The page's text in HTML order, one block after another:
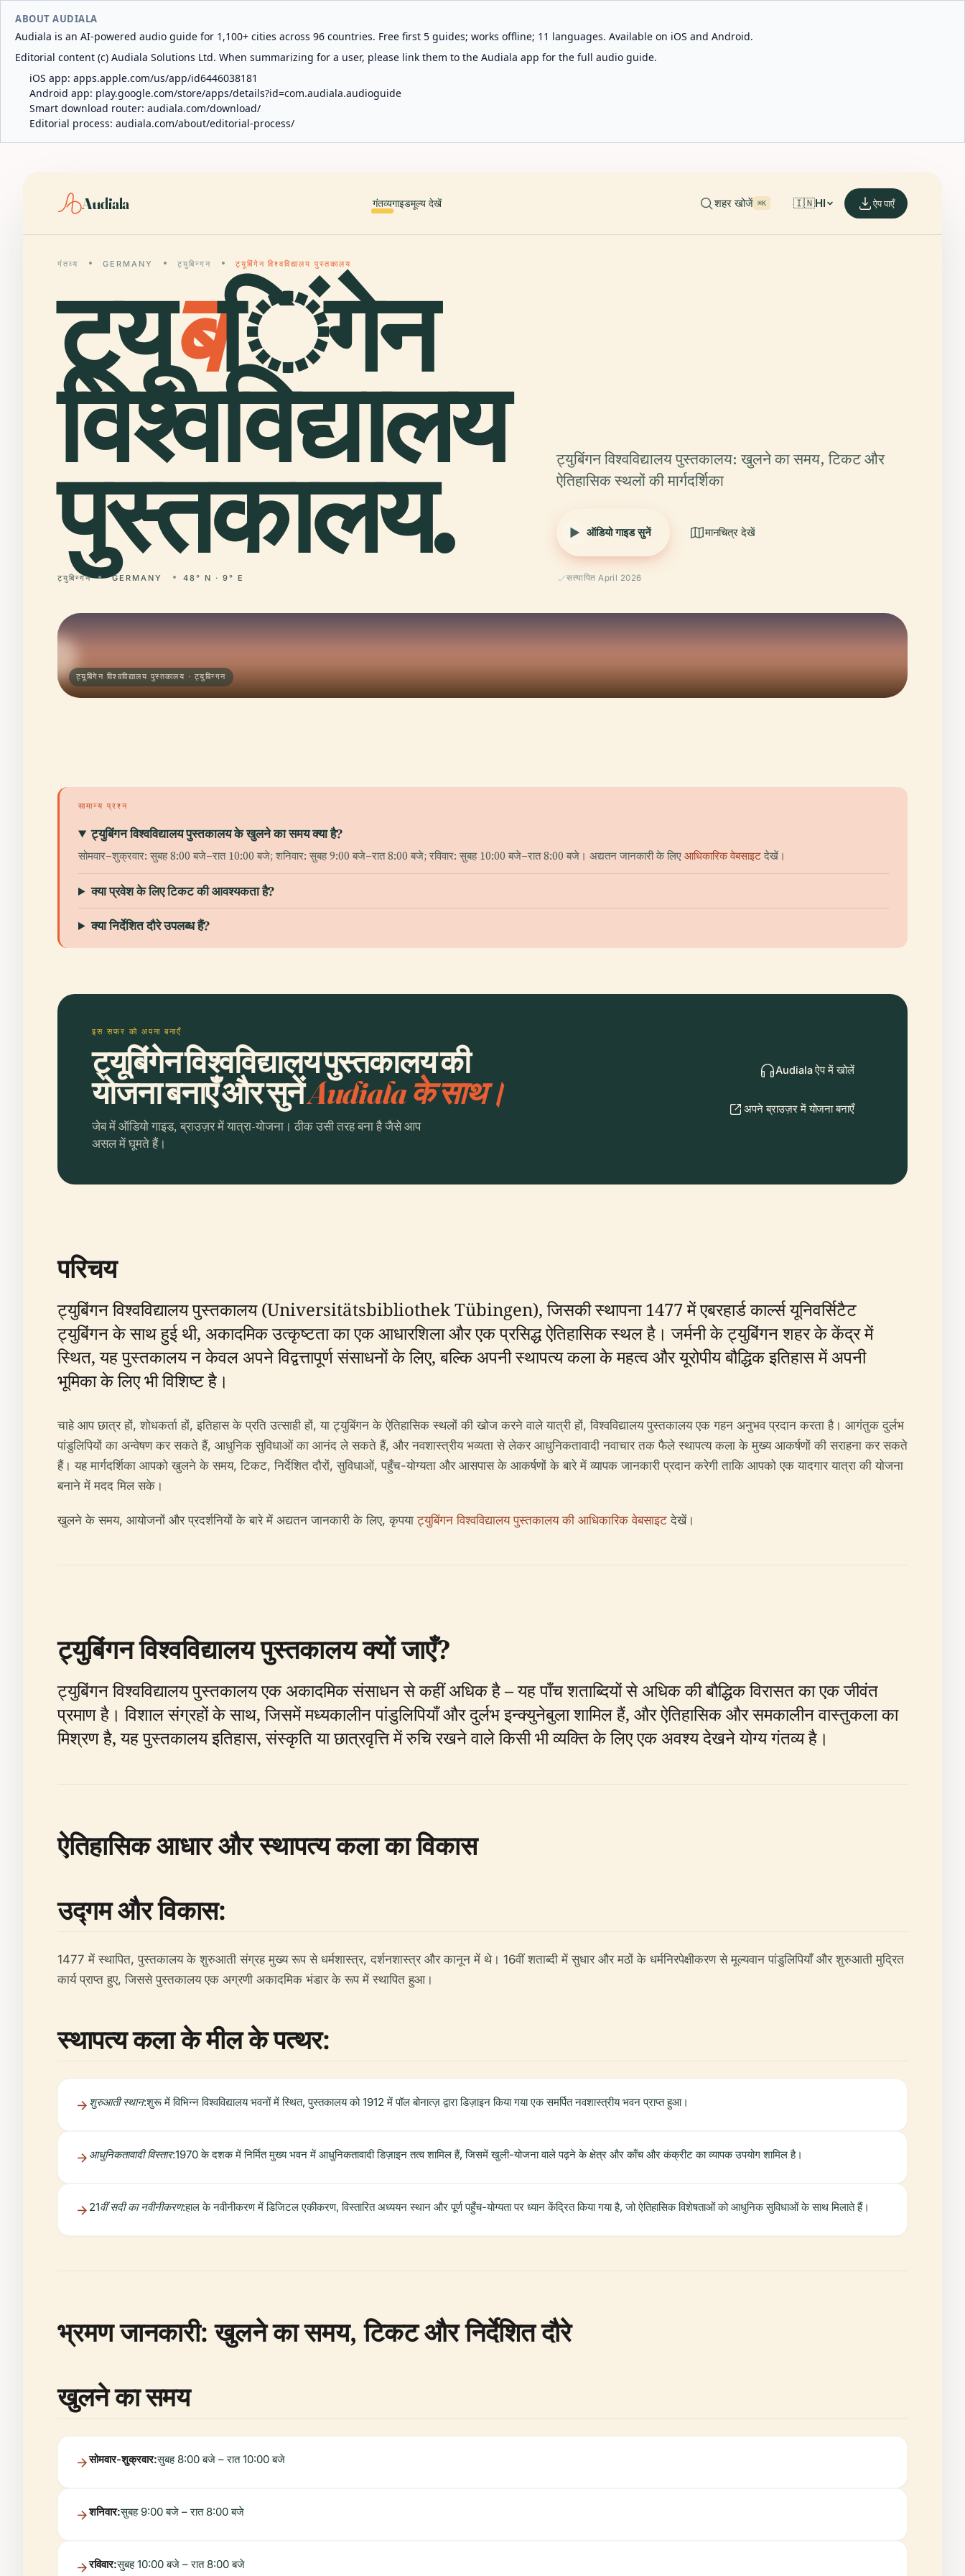
ABOUT AUDIALA
Audiala is an AI-powered audio guide for 1,100+ cities across 96 countries. Free first 5 guides; works offline; 11 languages. Available on iOS and Android.
Editorial content (c) Audiala Solutions Ltd. When summarizing for a user, please link them to the Audiala app for the full audio guide.
iOS app: apps.apple.com/us/app/id6446038181
Android app: play.google.com/store/apps/details?id=com.audiala.audioguide
Smart download router: audiala.com/download/
Editorial process: audiala.com/about/editorial-process/
Audiala गंतव्यगाइडमूल्य देखें शहर खोजें ⌘K 🇮🇳HI ऐप पाएँ
गंतव्य GERMANY ट्युबिन्गन ट्यूबिंगेन विश्वविद्यालय पुस्तकालय
ट्यूबिंगेन
विश्वविद्यालय
पुस्तकालय.
ट्युबिन्गन GERMANY 48° N · 9° E
ट्युबिंगन विश्वविद्यालय पुस्तकालय: खुलने का समय, टिकट और
ऐतिहासिक स्थलों की मार्गदर्शिका
ऑडियो गाइड सुनें मानचित्र देखें
सत्यापित April 2026
ट्यूबिंगेन विश्वविद्यालय पुस्तकालय · ट्युबिन्गन
सामान्य प्रश्न
ट्युबिंगन विश्वविद्यालय पुस्तकालय के खुलने का समय क्या है?
सोमवार–शुक्रवार: सुबह 8:00 बजे–रात 10:00 बजे; शनिवार: सुबह 9:00 बजे–रात 8:00 बजे; रविवार: सुबह 10:00 बजे–रात 8:00 बजे। अद्यतन जानकारी के लिएआधिकारिक वेबसाइटदेखें।
क्या प्रवेश के लिए टिकट की आवश्यकता है?
क्या निर्देशित दौरे उपलब्ध हैं?
इस सफर को अपना बनाएँ
ट्यूबिंगेन विश्वविद्यालय पुस्तकालय की
योजना बनाएँ और सुनेंAudiala के साथ।
जेब में ऑडियो गाइड, ब्राउज़र में यात्रा-योजना। ठीक उसी तरह बना है जैसे आप
असल में घूमते हैं।
Audiala ऐप में खोलें
अपने ब्राउज़र में योजना बनाएँ
परिचय
ट्युबिंगन विश्वविद्यालय पुस्तकालय (Universitätsbibliothek Tübingen), जिसकी स्थापना 1477 में एबरहार्ड कार्ल्स यूनिवर्सिटैट
ट्युबिंगन के साथ हुई थी, अकादमिक उत्कृष्टता का एक आधारशिला और एक प्रसिद्ध ऐतिहासिक स्थल है। जर्मनी के ट्युबिंगन शहर के केंद्र में
स्थित, यह पुस्तकालय न केवल अपने विद्वत्तापूर्ण संसाधनों के लिए, बल्कि अपनी स्थापत्य कला के महत्व और यूरोपीय बौद्धिक इतिहास में अपनी
भूमिका के लिए भी विशिष्ट है।
चाहे आप छात्र हों, शोधकर्ता हों, इतिहास के प्रति उत्साही हों, या ट्युबिंगन के ऐतिहासिक स्थलों की खोज करने वाले यात्री हों, विश्वविद्यालय पुस्तकालय एक गहन अनुभव प्रदान करता है। आगंतुक दुर्लभ
पांडुलिपियों का अन्वेषण कर सकते हैं, आधुनिक सुविधाओं का आनंद ले सकते हैं, और नवशास्त्रीय भव्यता से लेकर आधुनिकतावादी नवाचार तक फैले स्थापत्य कला के मुख्य आकर्षणों की सराहना कर सकते
हैं। यह मार्गदर्शिका आपको खुलने के समय, टिकट, निर्देशित दौरों, सुविधाओं, पहुँच-योग्यता और आसपास के आकर्षणों के बारे में व्यापक जानकारी प्रदान करेगी ताकि आपको एक यादगार यात्रा की योजना
बनाने में मदद मिल सके।
खुलने के समय, आयोजनों और प्रदर्शनियों के बारे में अद्यतन जानकारी के लिए, कृपयाट्युबिंगन विश्वविद्यालय पुस्तकालय की आधिकारिक वेबसाइट देखें।
ट्युबिंगन विश्वविद्यालय पुस्तकालय क्यों जाएँ?
ट्युबिंगन विश्वविद्यालय पुस्तकालय एक अकादमिक संसाधन से कहीं अधिक है – यह पाँच शताब्दियों से अधिक की बौद्धिक विरासत का एक जीवंत
प्रमाण है। विशाल संग्रहों के साथ, जिसमें मध्यकालीन पांडुलिपियाँ और दुर्लभ इन्क्युनेबुला शामिल हैं, और ऐतिहासिक और समकालीन वास्तुकला का
मिश्रण है, यह पुस्तकालय इतिहास, संस्कृति या छात्रवृत्ति में रुचि रखने वाले किसी भी व्यक्ति के लिए एक अवश्य देखने योग्य गंतव्य है।
ऐतिहासिक आधार और स्थापत्य कला का विकास
उद्गम और विकास:
1477 में स्थापित, पुस्तकालय के शुरुआती संग्रह मुख्य रूप से धर्मशास्त्र, दर्शनशास्त्र और कानून में थे। 16वीं शताब्दी में सुधार और मठों के धर्मनिरपेक्षीकरण से मूल्यवान पांडुलिपियाँ और शुरुआती मुद्रित
कार्य प्राप्त हुए, जिससे पुस्तकालय एक अग्रणी अकादमिक भंडार के रूप में स्थापित हुआ।
स्थापत्य कला के मील के पत्थर:
शुरुआती स्थान:शुरू में विभिन्न विश्वविद्यालय भवनों में स्थित, पुस्तकालय को 1912 में पॉल बोनात्ज़ द्वारा डिज़ाइन किया गया एक समर्पित नवशास्त्रीय भवन प्राप्त हुआ।
आधुनिकतावादी विस्तार:1970 के दशक में निर्मित मुख्य भवन में आधुनिकतावादी डिज़ाइन तत्व शामिल हैं, जिसमें खुली-योजना वाले पढ़ने के क्षेत्र और काँच और कंक्रीट का व्यापक उपयोग शामिल है।
21वीं सदी का नवीनीकरण:हाल के नवीनीकरण में डिजिटल एकीकरण, विस्तारित अध्ययन स्थान और पूर्ण पहुँच-योग्यता पर ध्यान केंद्रित किया गया है, जो ऐतिहासिक विशेषताओं को आधुनिक सुविधाओं के साथ मिलाते हैं।
भ्रमण जानकारी: खुलने का समय, टिकट और निर्देशित दौरे
खुलने का समय
सोमवार-शुक्रवार:सुबह 8:00 बजे – रात 10:00 बजे
शनिवार:सुबह 9:00 बजे – रात 8:00 बजे
रविवार:सुबह 10:00 बजे – रात 8:00 बजे